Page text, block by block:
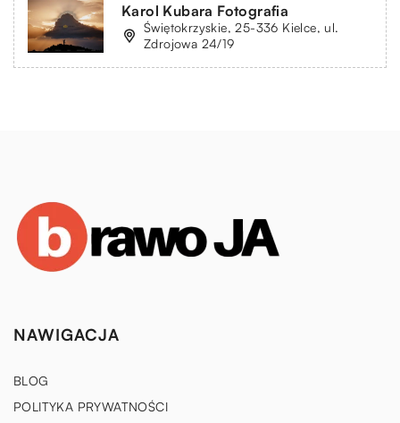
Karol Kubara Fotografia
Świętokrzyskie, 25-336 Kielce, ul.
Zdrojowa 24/19
NAWIGACJA
BLOG
POLITYKA PRYWATNOŚCI